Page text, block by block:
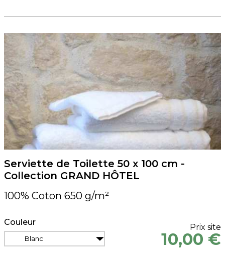
Serviette de Toilette 50 x 100 cm -
Collection GRAND HÔTEL
100% Coton 650 g/m²
Couleur
Blanc
Prix site
10,00 €